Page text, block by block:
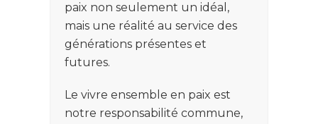
paix non seulement un idéal,
mais une réalité au service des
générations présentes et
futures.
Le vivre ensemble en paix est
notre responsabilité commune,